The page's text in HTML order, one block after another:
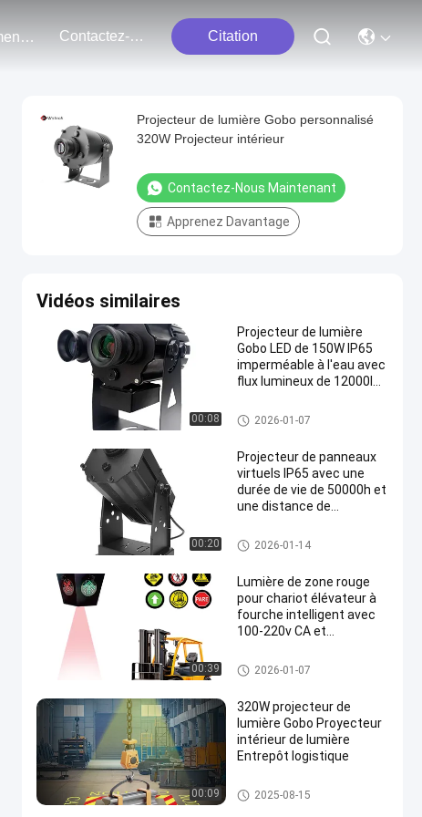
Événements Contactez-Nous Citation
Projecteur de lumière Gobo personnalisé
320W Projecteur intérieur
Contactez-Nous Maintenant
Apprenez Davantage
Vidéos similaires
00:08
Projecteur de lumière
Gobo LED de 150W IP65
imperméable à l'eau avec
flux lumineux de 12000lm
sécurité en extérieur
Projecteur de lumière Gobo
2026-01-07
00:20
Projecteur de panneaux
virtuels IP65 avec une
durée de vie de 50000h et
une distance de
pour une utilisation
industrielle
Projecteur de lumière Gobo
2026-01-14
00:39
Lumière de zone rouge
pour chariot élévateur à
fourche intelligent avec
100-220v CA et
d'aluminium pour la
sécurité des entrepôts
Feu rouge de la zone du chario
t élévateur
2026-01-07
00:09
320W projecteur de
lumière Gobo Proyecteur
intérieur de lumière
Entrepôt logistique
Projecteur de lumière Gobo
2025-08-15